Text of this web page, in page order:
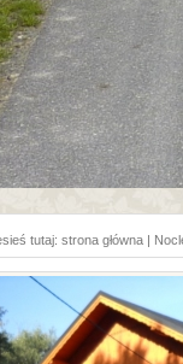
tutaj: strona główna |